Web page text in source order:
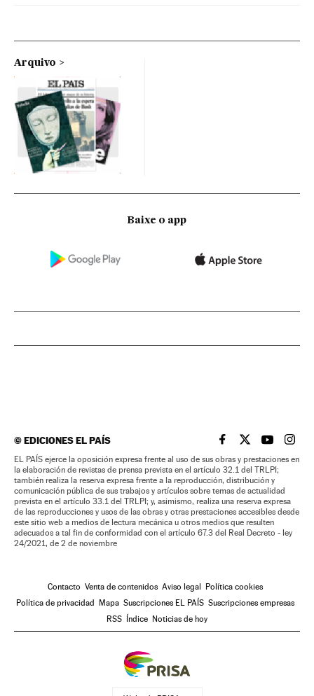
Arquivo
Baixe o app
©EDICIONES EL PAÍS EL PAÍS BRASIL EN
EL PAÍSEL PAÍS
EL
EL PAÍS ejerce la oposición expresa frente al uso de sus obras y prestaciones en
la elaboración de revistas de prensa prevista en el artículo 32.1 del TRLPI;
también realiza la reserva expresa frente a la reproducción, distribución y
comunicación pública de sus trabajos y artículos sobre temas de actualidad
prevista en el artículo 33.1 del TRLPI; y, asimismo, realiza una reserva expresa
de las reproducciones y usos de las obras y otras prestaciones accesibles desde
este sitio web a medios de lectura mecánica u otros medios que resulten
adecuados a tal fin de conformidad con el artículo 67.3 del Real Decreto - ley
24/2021, de 2 de noviembre
Contacto Venta de contenidos Aviso legal Política cookies
Política de privacidad Mapa Suscripciones EL PAÍS Suscripciones empresas
RSS Índice Noticias de hoy